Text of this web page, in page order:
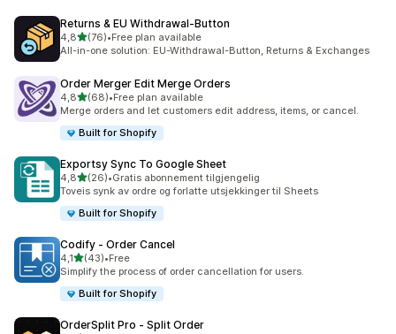
Returns & EU Withdrawal‑Button
4,8av 5 stjerner
(76)
Totalt 76 omtaler
•Free plan available
All-in-one solution: EU-Withdrawal-Button, Returns & Exchanges
Order Merger Edit Merge Orders
4,8av 5 stjerner
(68)
Totalt 68 omtaler
•Free plan available
Merge orders and let customers edit address, items, or cancel.
Built for Shopify
Exportsy Sync To Google Sheet
4,8av 5 stjerner
(26)
Totalt 26 omtaler
•Gratis abonnement tilgjengelig
Toveis synk av ordre og forlatte utsjekkinger til Sheets
Built for Shopify
Codify ‑ Order Cancel
4,1av 5 stjerner
(43)
Totalt 43 omtaler
•Free
Simplify the process of order cancellation for users.
Built for Shopify
OrderSplit Pro ‑ Split Order